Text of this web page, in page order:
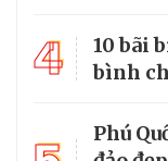
4
10 bãi
bình
Phú